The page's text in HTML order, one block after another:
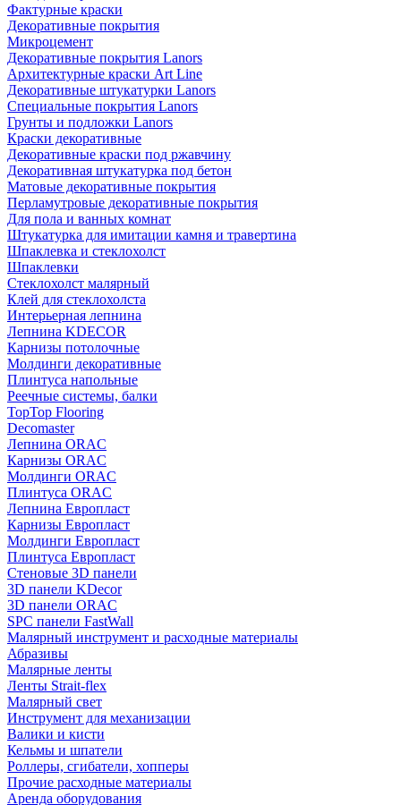
Фактурные краски
Декоративные покрытия
Микроцемент
Декоративные покрытия Lanors
Архитектурные краски Art Line
Декоративные штукатурки Lanors
Специальные покрытия Lanors
Грунты и подложки Lanors
Краски декоративные
Декоративные краски под ржавчину
Декоративная штукатурка под бетон
Матовые декоративные покрытия
Перламутровые декоративные покрытия
Для пола и ванных комнат
Штукатурка для имитации камня и травертина
Шпаклевка и стеклохолст
Шпаклевки
Стеклохолст малярный
Клей для стеклохолста
Интерьерная лепнина
Лепнина KDECOR
Карнизы потолочные
Молдинги декоративные
Плинтуса напольные
Реечные системы, балки
TopTop Flooring
Decomaster
Лепнина ORAC
Карнизы ORAC
Молдинги ORAC
Плинтуса ORAC
Лепнина Европласт
Карнизы Европласт
Молдинги Европласт
Плинтуса Европласт
Стеновые 3D панели
3D панели KDecor
3D панели ORAC
SPC панели FastWall
Малярный инструмент и расходные материалы
Абразивы
Малярные ленты
Ленты Strait-flex
Малярный свет
Инструмент для механизации
Валики и кисти
Кельмы и шпатели
Роллеры, сгибатели, хопперы
Прочие расходные материалы
Аренда оборудования